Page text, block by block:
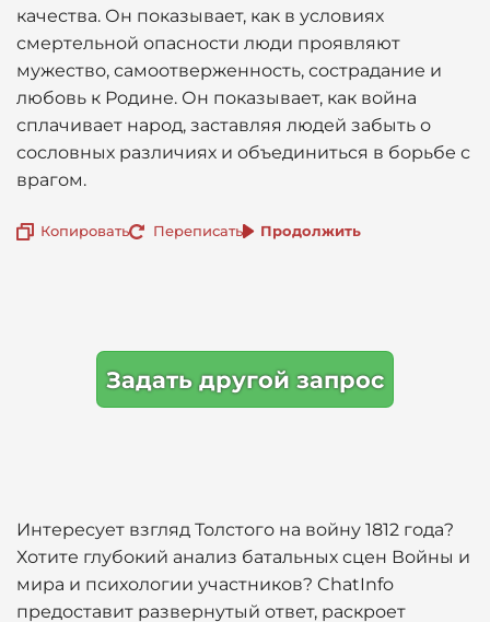
качества. Он показывает, как в условиях
смертельной опасности люди проявляют
мужество, самоотверженность, сострадание и
любовь к Родине. Он показывает, как война
сплачивает народ, заставляя людей забыть о
сословных различиях и объединиться в борьбе с
врагом.
Копировать Переписать Продолжить
Задать другой запрос
Интересует взгляд Толстого на войну 1812 года?
Хотите глубокий анализ батальных сцен Войны и
мира и психологии участников? ChatInfo
предоставит развернутый ответ, раскроет